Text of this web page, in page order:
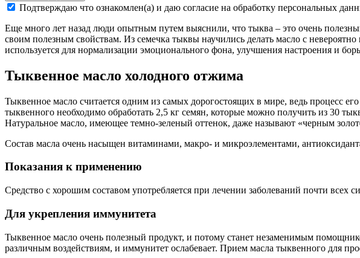
Подтверждаю что ознакомлен(а) и даю согласие на обработку персональных
Еще много лет назад люди опытным путем выяснили, что тыква – это очень
своим полезным свойствам. Из семечка тыквы научились делать масло с
используется для нормализации эмоционального фона, улучшения настроения и
Тыквенное масло холодного отжима
Тыквенное масло считается одним из самых дорогостоящих в мире, ведь процесс
тыквенного необходимо обработать 2,5 кг семян, которые можно получить из 30
Натуральное масло, имеющее темно-зеленый оттенок, даже называют «черным
Состав масла очень насыщен витаминами, макро- и микроэлементами,
Показания к применению
Средство с хорошим составом употребляется при лечении заболеваний почти всех
Для укрепления иммунитета
Тыквенное масло очень полезный продукт, и потому станет незаменимым
различным воздействиям, и иммунитет ослабевает. Прием масла тыквенного для